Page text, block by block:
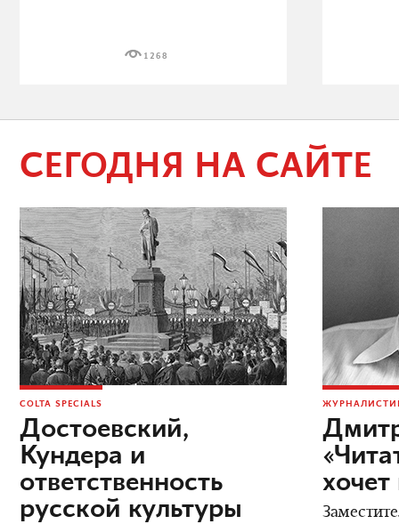
1268
СЕГОДНЯ НА САЙТЕ
COLTA SPECIALS
Достоевский,
Кундера и
ответственность
русской культуры
хочет